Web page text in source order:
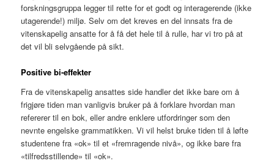
forskningsgruppa legger til rette for et godt og interagerende (ikke
utagerende!) miljø. Selv om det kreves en del innsats fra de
vitenskapelig ansatte for å få det hele til å rulle, har vi tro på at
det vil bli selvgående på sikt.
Positive bi-effekter
Fra de vitenskapelig ansattes side handler det ikke bare om å
frigjøre tiden man vanligvis bruker på å forklare hvordan man
refererer til en bok, eller andre enklere utfordringer som den
nevnte engelske grammatikken. Vi vil helst bruke tiden til å løfte
studentene fra «ok» til et «fremragende nivå», og ikke bare fra
«tilfredsstillende» til «ok».